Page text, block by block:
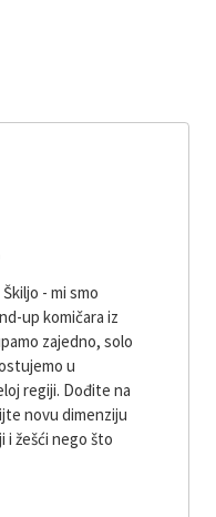
- mi smo
up komičara iz
zajedno, solo
u
regiji. Dođite na
novu dimenziju
i žešći nego što